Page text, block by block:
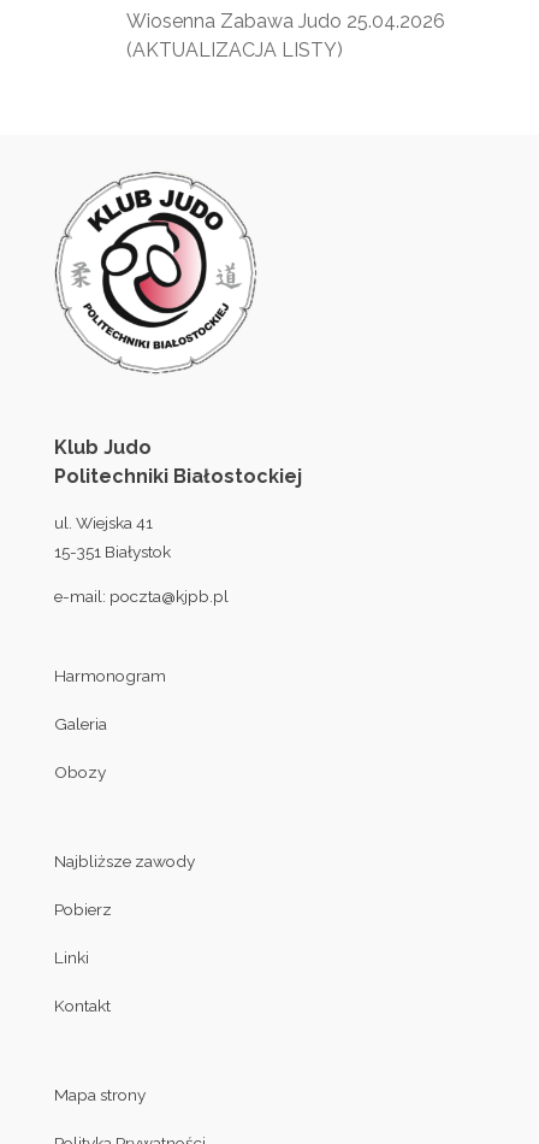
Wiosenna Zabawa Judo 25.04.2026
(AKTUALIZACJA LISTY)
Klub Judo
Politechniki Białostockiej
ul. Wiejska 41
15-351 Białystok
e-mail: poczta@kjpb.pl
Harmonogram
Galeria
Obozy
Najbliższe zawody
Pobierz
Linki
Kontakt
Mapa strony